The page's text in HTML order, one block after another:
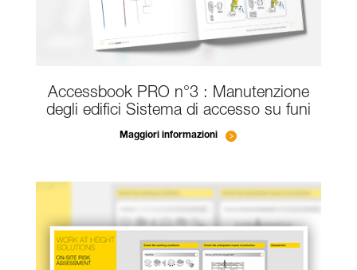
Accessbook PRO n°3 : Manutenzione
degli edifici Sistema di accesso su funi
Maggiori informazioni